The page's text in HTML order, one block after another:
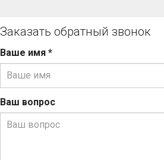
Заказать обратный звонок
Ваше имя *
Ваш вопрос